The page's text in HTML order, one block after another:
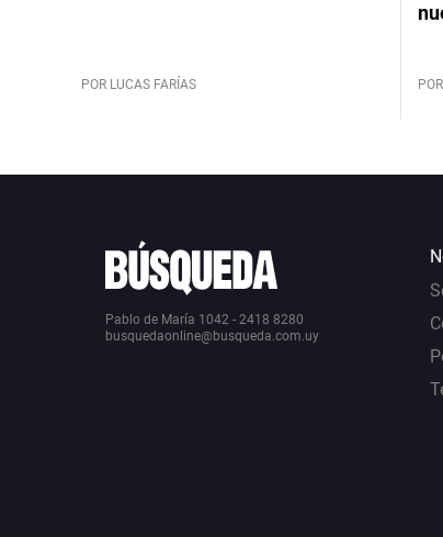
POR LUCAS FARÍAS
Pablo de María 1042 - 2418 8280
busquedaonline@busqueda.com.uy